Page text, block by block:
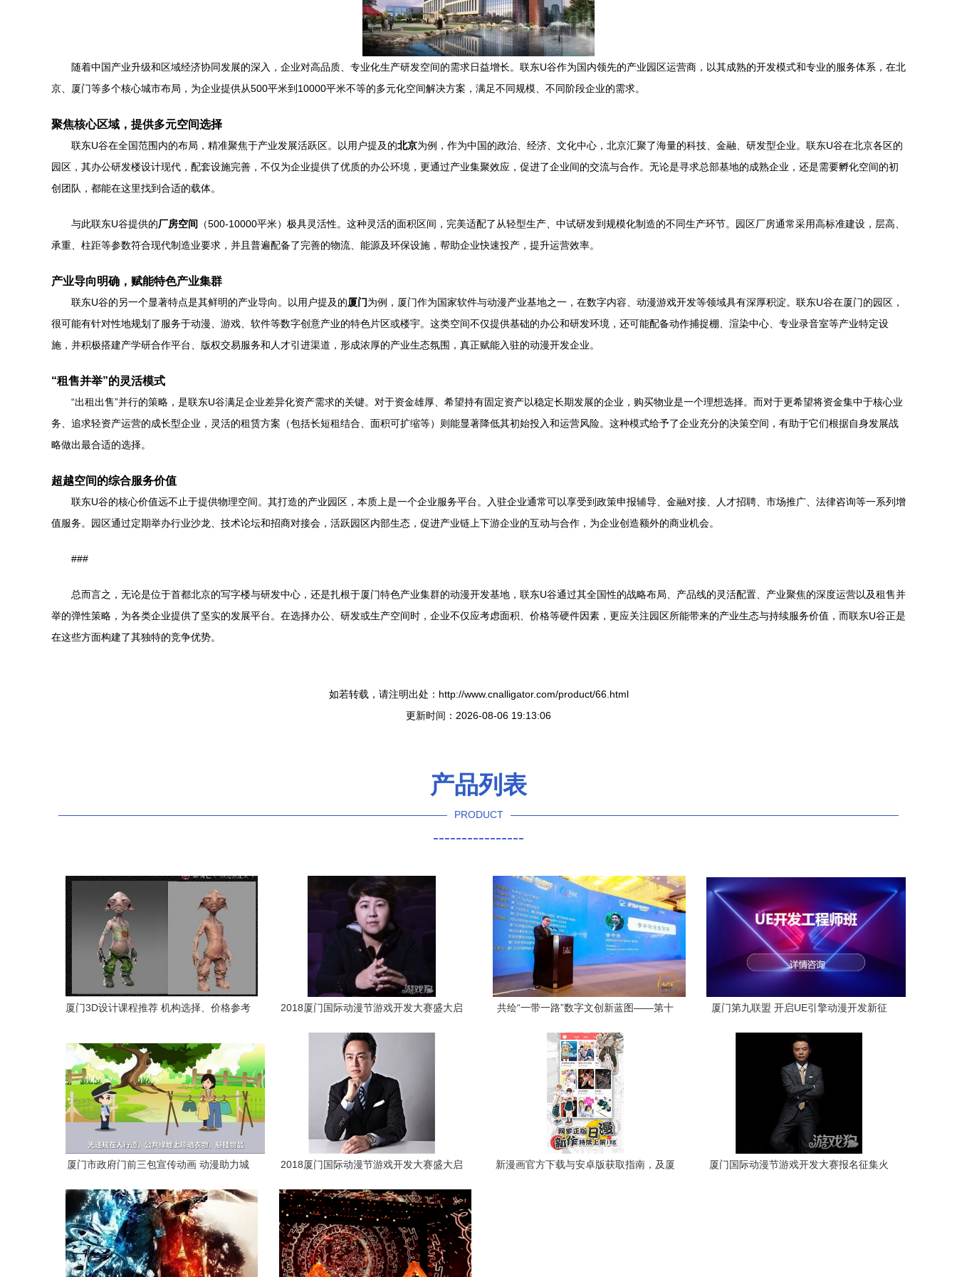
随着中国产业升级和区域经济协同发展的深入，企业对高品质、专业化生产研发空间的需求日益增长。联东U谷作为国内领先的产业园区运营商，以其成熟的开发模式和专业的服务体系，在北
京、厦门等多个核心城市布局，为企业提供从500平米到10000平米不等的多元化空间解决方案，满足不同规模、不同阶段企业的需求。
聚焦核心区域，提供多元空间选择
联东U谷在全国范围内的布局，精准聚焦于产业发展活跃区。以用户提及的北京为例，作为中国的政治、经济、文化中心，北京汇聚了海量的科技、金融、研发型企业。联东U谷在北京各区的
园区，其办公研发楼设计现代，配套设施完善，不仅为企业提供了优质的办公环境，更通过产业集聚效应，促进了企业间的交流与合作。无论是寻求总部基地的成熟企业，还是需要孵化空间的初
创团队，都能在这里找到合适的载体。
与此联东U谷提供的厂房空间
（500-10000平米）极具灵活性。这种灵活的面积区间，完美适配了从轻型生产、中试研发到规模化制造的不同生产环节。园区厂房通常采用高标准建设，层高、
承重、柱距等参数符合现代制造业要求，并且普遍配备了完善的物流、能源及环保设施，帮助企业快速投产，提升运营效率。
产业导向明确，赋能特色产业集群
联东U谷的另一个显著特点是其鲜明的产业导向。以用户提及的厦门为例，厦门作为国家软件与动漫产业基地之一，在数字内容、动漫游戏开发等领域具有深厚积淀。联东U谷在厦门的园区，
很可能有针对性地规划了服务于动漫、游戏、软件等数字创意产业的特色片区或楼宇。这类空间不仅提供基础的办公和研发环境，还可能配备动作捕捉棚、渲染中心、专业录音室等产业特定设
施，并积极搭建产学研合作平台、版权交易服务和人才引进渠道，形成浓厚的产业生态氛围，真正赋能入驻的动漫开发企业。
“租售并举”的灵活模式
“出租出售”并行的策略，是联东U谷满足企业差异化资产需求的关键。对于资金雄厚、希望持有固定资产以稳定长期发展的企业，购买物业是一个理想选择。而对于更希望将资金集中于核心业
务、追求轻资产运营的成长型企业，灵活的租赁方案（包括长短租结合、面积可扩缩等）则能显著降低其初始投入和运营风险。这种模式给予了企业充分的决策空间，有助于它们根据自身发展战
略做出最合适的选择。
超越空间的综合服务价值
联东U谷的核心价值远不止于提供物理空间。其打造的产业园区，本质上是一个企业服务平台。入驻企业通常可以享受到政策申报辅导、金融对接、人才招聘、市场推广、法律咨询等一系列增
值服务。园区通过定期举办行业沙龙、技术论坛和招商对接会，活跃园区内部生态，促进产业链上下游企业的互动与合作，为企业创造额外的商业机会。
###
总而言之，无论是位于首都北京的写字楼与研发中心，还是扎根于厦门特色产业集群的动漫开发基地，联东U谷通过其全国性的战略布局、产品线的灵活配置、产业聚焦的深度运营以及租售并
举的弹性策略，为各类企业提供了坚实的发展平台。在选择办公、研发或生产空间时，企业不仅应考虑面积、价格等硬件因素，更应关注园区所能带来的产业生态与持续服务价值，而联东U谷正是
在这些方面构建了其独特的竞争优势。
如若转载，请注明出处：http://www.cnalligator.com/product/66.html
更新时间：2026-08-06 19:13:06
产品列表
PRODUCT
----------------
厦门3D设计课程推荐 机构选择、价格参考
2018厦门国际动漫节游戏开发大赛盛大启
共绘“一带一路”数字文创新蓝图——第十
召开
厦门第九联盟 开启UE引擎动漫开发新征
厦门市政府门前三包宣传动画 动漫助力城
2018厦门国际动漫节游戏开发大赛盛大启
新漫画官方下载与安卓版获取指南，及厦
厦门国际动漫节游戏开发大赛报名征集火